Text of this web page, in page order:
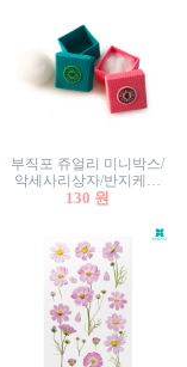
부직포 쥬얼리 미니박스/
악세사리상자/반지케이
스/반지상자/귀걸이상자/
130 원